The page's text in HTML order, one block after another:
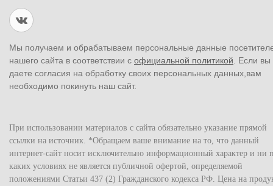
Мы получаем и обрабатываем персональные данные
нашего сайта в соответствии с официальной политикой . Если
даете согласия на обработку своих персональных данных,вам
необходимо покинуть наш сайт.
При использовании материалов с сайта обязательно указание прямой
ссылки на источник. *Обращаем ваше внимание на то, что данный
интернет-сайт носит исключительно информационный характер и ни
каких условиях не является публичной офертой, определяемой
положениями Статьи 437 (2) Гражданского кодекса РФ. Цена на